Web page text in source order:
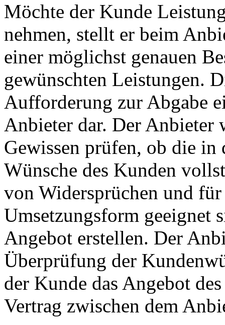
Möchte der Kunde
nehmen, stellt er beim
einer möglichst genauen
gewünschten Leistungen.
Aufforderung zur Abgabe
Anbieter dar. Der Anbieter
Gewissen prüfen, ob die in
Wünsche des Kunden
von Widersprüchen und
Umsetzungsform geeignet
Angebot erstellen. Der
Überprüfung der
der Kunde das Angebot
Vertrag zwischen dem